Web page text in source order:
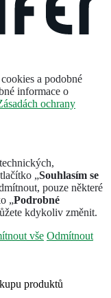
a podobné
informace o
ochrany
„Souhlasím se
pouze některé
„Podrobné
kdykoliv změnit.
vše Odmítnout
produktů